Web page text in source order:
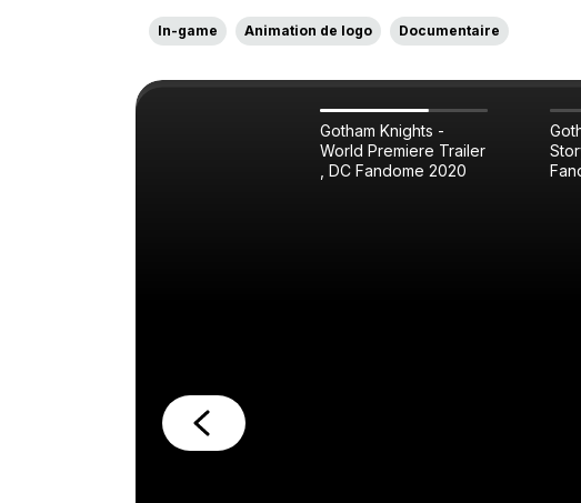
In-game Animation de logo Documentaire
Gotham Knights -
World Premiere Trailer
, DC Fandome 2020